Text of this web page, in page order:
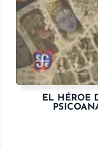
EL HÉROE